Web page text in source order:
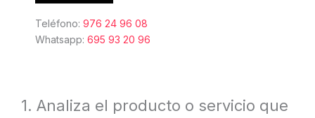
Teléfono: 976 24 96 08
Whatsapp: 695 93 20 96
1. Analiza el producto o servicio que